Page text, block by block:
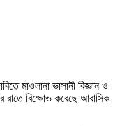
মাওলানা ভাসানী বিজ্ঞান ও
রাতে বিক্ষোভ করেছে আবাসিক